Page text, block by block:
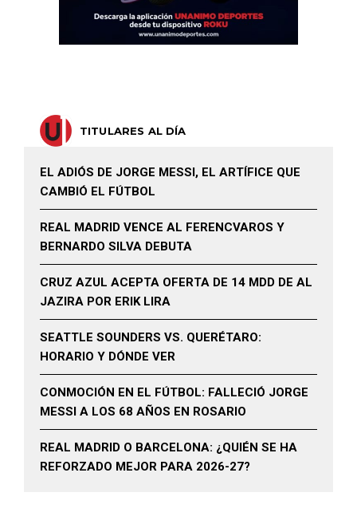
TITULARES AL DÍA
EL ADIÓS DE JORGE MESSI, EL ARTÍFICE QUE
CAMBIÓ EL FÚTBOL
REAL MADRID VENCE AL FERENCVAROS Y
BERNARDO SILVA DEBUTA
CRUZ AZUL ACEPTA OFERTA DE 14 MDD DE AL
JAZIRA POR ERIK LIRA
SEATTLE SOUNDERS VS. QUERÉTARO:
HORARIO Y DÓNDE VER
CONMOCIÓN EN EL FÚTBOL: FALLECIÓ JORGE
MESSI A LOS 68 AÑOS EN ROSARIO
REAL MADRID O BARCELONA: ¿QUIÉN SE HA
REFORZADO MEJOR PARA 2026-27?